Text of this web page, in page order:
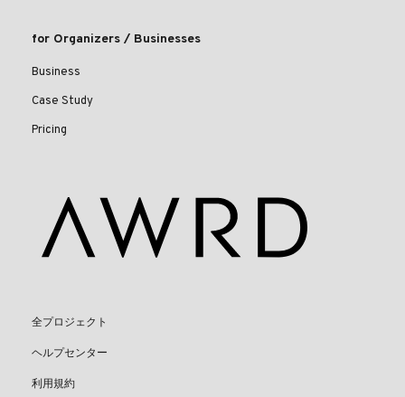
for Organizers / Businesses
Business
Case Study
Pricing
全プロジェクト
ヘルプセンター
利用規約